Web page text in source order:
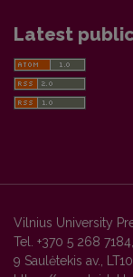
Latest
Vilnius University
Tel. +370 5 268
9 Saulėtekis av.,